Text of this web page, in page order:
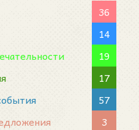
36
14
19
17
57
3